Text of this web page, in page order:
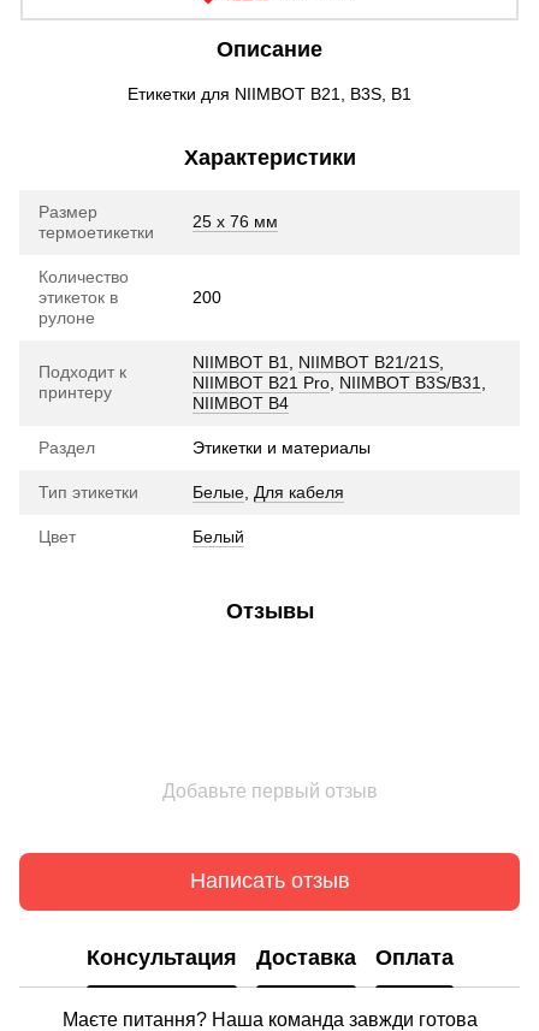
Описание
Етикетки для NIIMBOT B21, B3S, B1
Характеристики
Размер
термоетикетки
25 х 76 мм
Количество
этикеток в
рулоне
200
Подходит к
принтеру
NIIMBOT B1 NIIMBOT B21/21S
NIIMBOT B21 Pro NIIMBOT B3S/B31
NIIMBOT B4
Раздел Этикетки и материалы
Тип этикетки Белые Для кабеля
Цвет Белый
Отзывы
Добавьте первый отзыв
Написать отзыв
Консультация Доставка Оплата
Маєте питання? Наша команда завжди готова